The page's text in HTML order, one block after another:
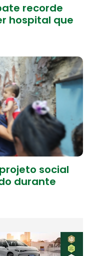
recorde
hospital que
social
durante